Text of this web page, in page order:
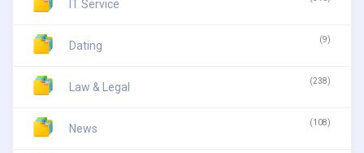
IT Service
Dating (9)
Law & Legal (238)
News (108)